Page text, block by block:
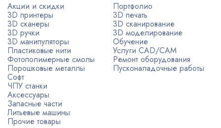
Акции и скидки
3D принтеры
3D сканеры
3D ручки
3D манипуляторы
Пластиковые нити
Фотополимерные смолы
Порошковые металлы
Софт
ЧПУ станки
Аксессуары
Запасные части
Литьевые машины
Прочие товары
Портфолио
3D печать
3D сканирование
3D моделирование
Обучение
Услуги CAD/CAM
Ремонт оборудования
Пусконаладочные работы